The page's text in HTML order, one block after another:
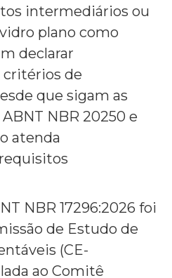
intermediários ou
plano como
declarar
de
que sigam as
NBR 20250 e
atenda
NBR 17296:2026 foi
de Estudo de
(CE-
ao Comitê